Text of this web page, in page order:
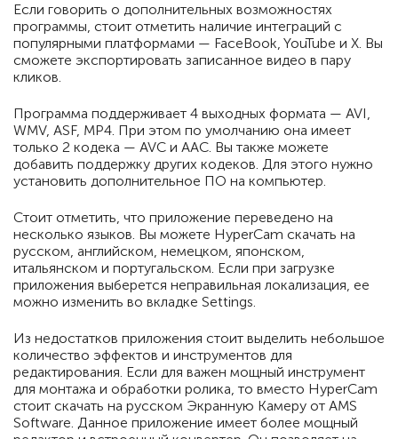
Если говорить о дополнительных возможностях
программы, стоит отметить наличие интеграций с
популярными платформами — FaceBook, YouTube и Х. Вы
сможете экспортировать записанное видео в пару
кликов.
Программа поддерживает 4 выходных формата — AVI,
WMV, ASF, MP4. При этом по умолчанию она имеет
только 2 кодека — AVC и AAC. Вы также можете
добавить поддержку других кодеков. Для этого нужно
установить дополнительное ПО на компьютер.
Стоит отметить, что приложение переведено на
несколько языков. Вы можете HyperCam скачать на
русском, английском, немецком, японском,
итальянском и португальском. Если при загрузке
приложения выберется неправильная локализация, ее
можно изменить во вкладке Settings.
Из недостатков приложения стоит выделить небольшое
количество эффектов и инструментов для
редактирования. Если для важен мощный инструмент
для монтажа и обработки ролика, то вместо HyperCam
стоит скачать на русском Экранную Камеру от AMS
Software. Данное приложение имеет более мощный